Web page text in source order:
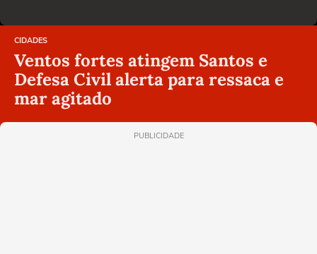
CIDADES
Ventos fortes atingem Santos e
Defesa Civil alerta para ressaca e
mar agitado
PUBLICIDADE